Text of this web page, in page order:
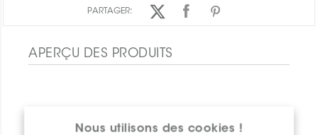
Nous utilisons des cookies !
PARTAGER:
APERÇU DES PRODUITS